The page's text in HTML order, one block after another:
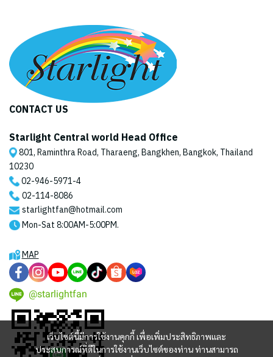
เว็บไซต์นี้มีการใช้งานคุกกี้ เพื่อเพิ่มประสิทธิภาพและ
ประสบการณ์ที่ดีในการใช้งานเว็บไซต์ของท่าน ท่านสามารถ
CONTACT US
Starlight Central world Head Office
801, Raminthra Road, Tharaeng, Bangkhen, Bangkok, Thailand
10230
02-946-5971-4
02-114-8086
starlightfan@hotmail.com
Mon-Sat 8:00AM-5:00PM.
MAP
@starlightfan